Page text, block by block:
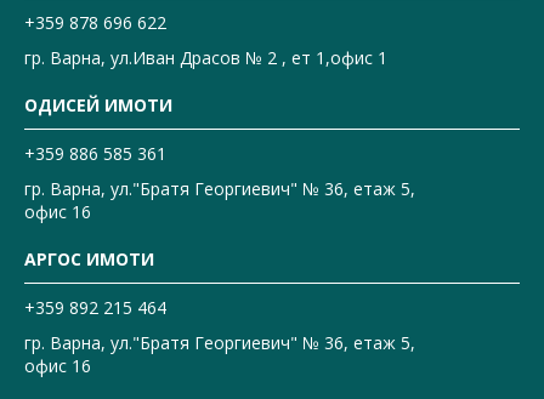
+359 878 696 622
гр. Варна, ул.Иван Драсов № 2 , ет 1,офис 1
ОДИСЕЙ ИМОТИ
+359 886 585 361
гр. Варна, ул."Братя Георгиевич" № 36, етаж 5,
офис 16
АРГОС ИМОТИ
+359 892 215 464
гр. Варна, ул."Братя Георгиевич" № 36, етаж 5,
офис 16